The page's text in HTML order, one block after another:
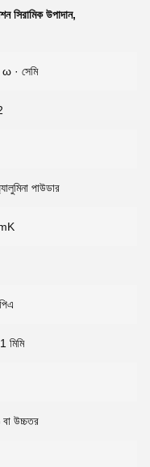
সিরামিক উপাদান,
· সেমি
পাউডার
মিমি
উচ্চতর